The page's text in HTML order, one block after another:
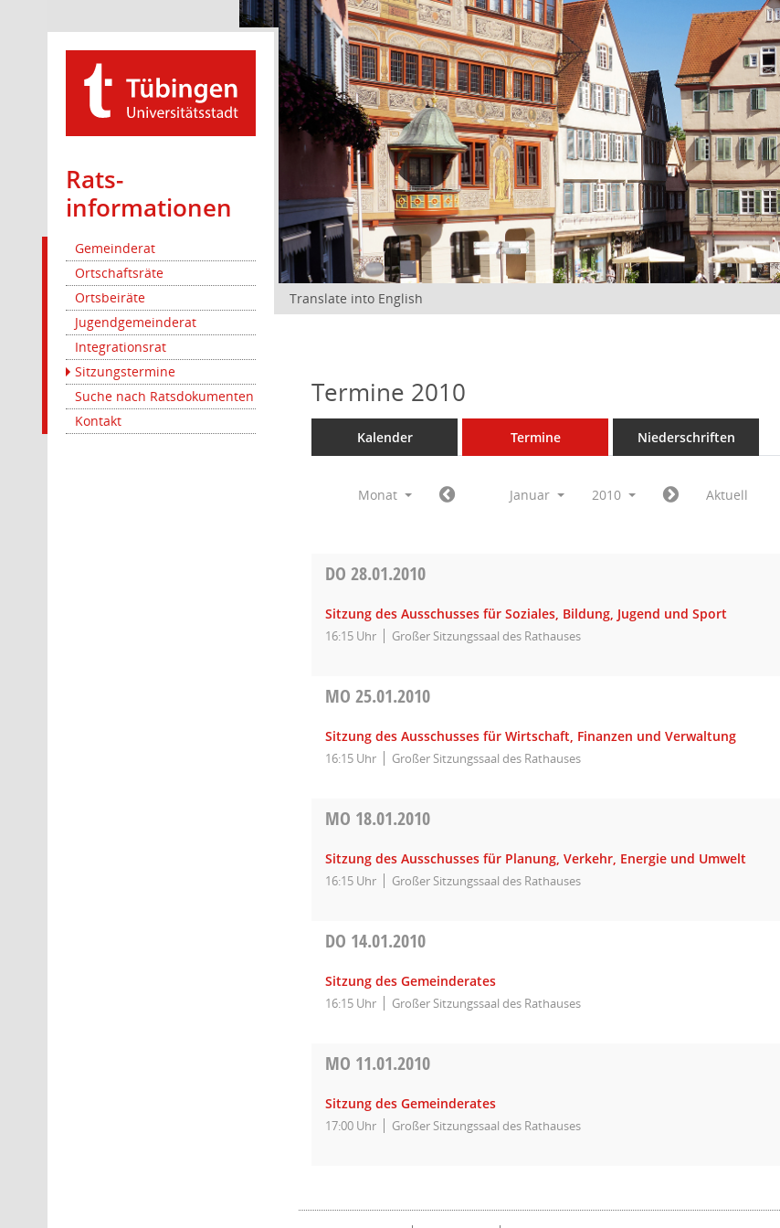
Rats­
informationen
Gemeinderat
Ortschaftsräte
Ortsbeiräte
Jugendgemeinderat
Integrationsrat
Sitzungstermine
Suche nach Ratsdokumenten
Kontakt
Translate into English
Termine 2010
Kalender Termine Niederschriften
Monat Januar 2010 Aktuell
DO28.01.2010
Sitzung des Ausschusses für Soziales, Bildung, Jugend und Sport
16:15 Uhr Großer Sitzungssaal des Rathauses
MO25.01.2010
Sitzung des Ausschusses für Wirtschaft, Finanzen und Verwaltung
16:15 Uhr Großer Sitzungssaal des Rathauses
MO 18.01.2010
Sitzung des Ausschusses für Planung, Verkehr, Energie und Umwelt
16:15 Uhr Großer Sitzungssaal des Rathauses
DO 14.01.2010
Sitzung des Gemeinderates
16:15 Uhr Großer Sitzungssaal des Rathauses
MO 11.01.2010
Sitzung des Gemeinderates
17:00 Uhr Großer Sitzungssaal des Rathauses